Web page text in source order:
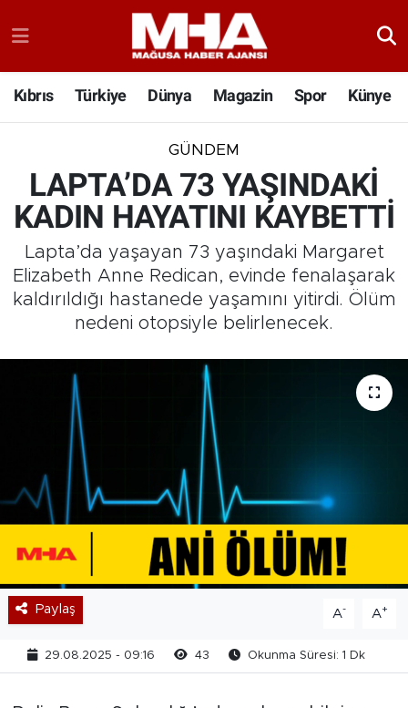
Kıbrıs Türkiye Dünya Magazin Spor Künye
GÜNDEM
LAPTA’DA 73 YAŞINDAKİ
KADIN HAYATINI KAYBETTİ
Lapta’da yaşayan 73 yaşındaki Margaret
Elizabeth Anne Redican, evinde fenalaşarak
kaldırıldığı hastanede yaşamını yitirdi. Ölüm
nedeni otopsiyle belirlenecek.
Paylaş A- A+
29.08.2025 - 09:16 43 Okunma Süresi: 1 Dk